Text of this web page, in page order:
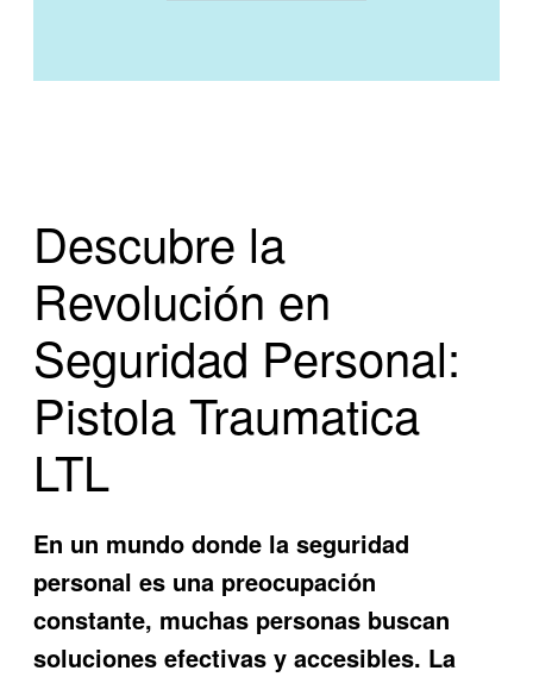
Descubre la
Revolución en
Seguridad Personal:
Pistola Traumatica
LTL
En un mundo donde la seguridad
personal es una preocupación
constante, muchas personas buscan
soluciones efectivas y accesibles. La